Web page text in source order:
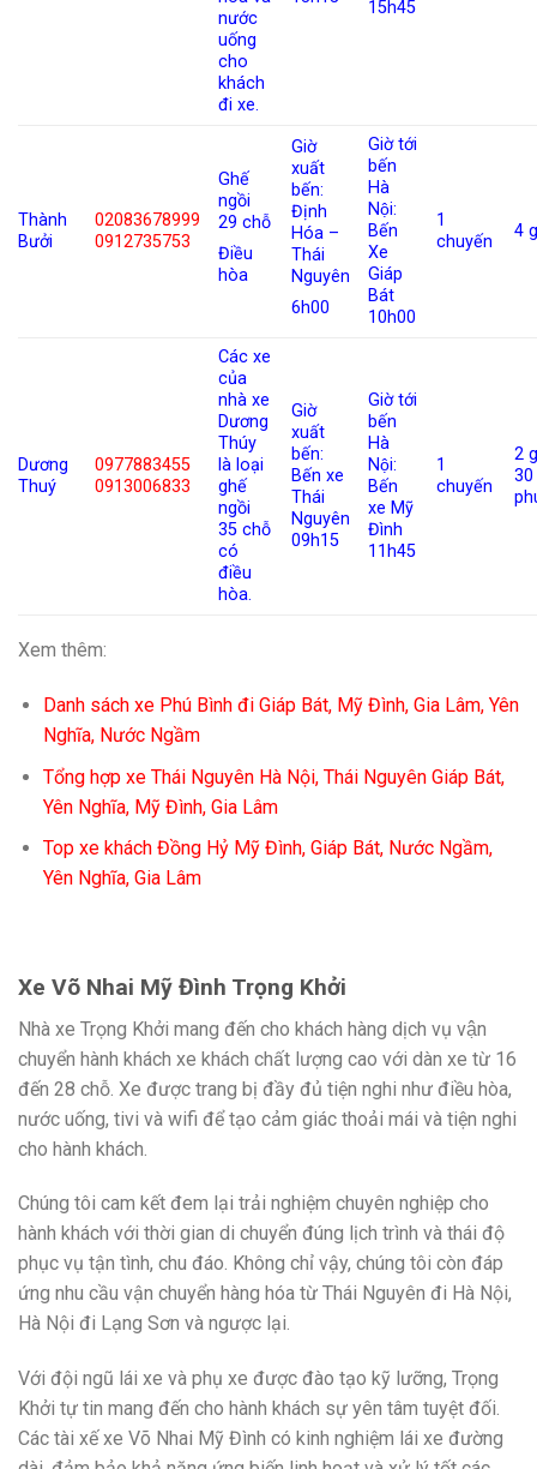
nước
uống
cho
khách
đi xe.
15h45
Thành
Bưởi
02083678999
0912735753
Ghế
ngồi
29 chỗ
Điều
hòa
Giờ
xuất
bến:
Định
Hóa –
Thái
Nguyên
6h00
Giờ tới
bến
Hà
Nội:
Bến
Xe
Giáp
Bát
10h00
1
chuyến
4
Dương
Thuý
0977883455
0913006833
Các xe
của
nhà xe
Dương
Thúy
là loại
ghế
ngồi
35 chỗ
có
điều
hòa.
Giờ
xuất
bến:
Bến xe
Thái
Nguyên
09h15
Giờ tới
bến
Hà
Nội:
Bến
xe Mỹ
Đình
11h45
1
chuyến
2
30
Xem thêm:
Danh sách xe Phú Bình đi Giáp Bát, Mỹ Đình, Gia Lâm, Yên
Nghĩa, Nước Ngầm
Tổng hợp xe Thái Nguyên Hà Nội, Thái Nguyên Giáp Bát,
Yên Nghĩa, Mỹ Đình, Gia Lâm
Top xe khách Đồng Hỷ Mỹ Đình, Giáp Bát, Nước Ngầm,
Yên Nghĩa, Gia Lâm
Xe Võ Nhai Mỹ Đình Trọng Khởi
Nhà xe Trọng Khởi mang đến cho khách hàng dịch vụ vận
chuyển hành khách xe khách chất lượng cao với dàn xe từ 16
đến 28 chỗ. Xe được trang bị đầy đủ tiện nghi như điều hòa,
nước uống, tivi và wifi để tạo cảm giác thoải mái và tiện nghi
cho hành khách.
Chúng tôi cam kết đem lại trải nghiệm chuyên nghiệp cho
hành khách với thời gian di chuyển đúng lịch trình và thái độ
phục vụ tận tình, chu đáo. Không chỉ vậy, chúng tôi còn đáp
ứng nhu cầu vận chuyển hàng hóa từ Thái Nguyên đi Hà Nội,
Hà Nội đi Lạng Sơn và ngược lại.
Với đội ngũ lái xe và phụ xe được đào tạo kỹ lưỡng, Trọng
Khởi tự tin mang đến cho hành khách sự yên tâm tuyệt đối.
Các tài xế xe Võ Nhai Mỹ Đình có kinh nghiệm lái xe đường